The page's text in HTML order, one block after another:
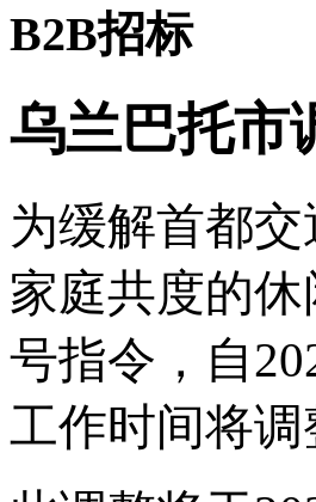
B2B招标
乌兰巴托市
为缓解首都
家庭共度的
号指令，自
工作时间将调